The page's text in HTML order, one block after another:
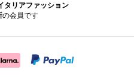
タリアファッション
の会員です